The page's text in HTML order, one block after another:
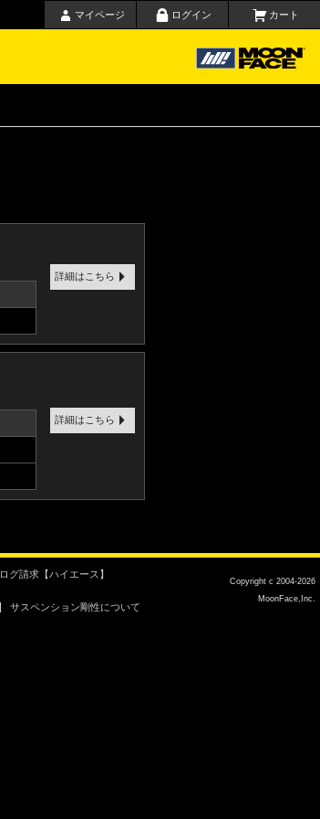
マイページ ログイン カート
詳細はこちら
詳細はこちら
グ請求【ハイエース】
サスペンション剛性について
Copyright c 2004-2026
MoonFace,Inc.